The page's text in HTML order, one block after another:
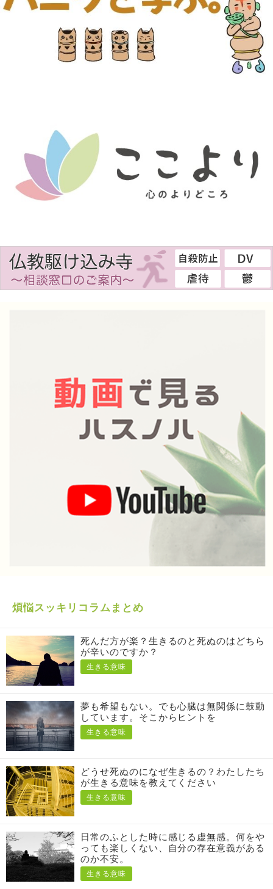
煩悩スッキリコラムまとめ
死んだ方が楽？生きるのと死ぬのはどちら
が辛いのですか？
生きる意味
夢も希望もない。でも心臓は無関係に鼓動
しています。そこからヒントを
生きる意味
どうせ死ぬのになぜ生きるの？わたしたち
が生きる意味を教えてください
生きる意味
日常のふとした時に感じる虚無感。何をや
っても楽しくない、自分の存在意義がある
のか不安。
生きる意味